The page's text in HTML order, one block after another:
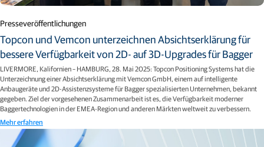
Presseveröffentlichungen
Topcon und Vemcon unterzeichnen Absichtserklärung für
bessere Verfügbarkeit von 2D- auf 3D-Upgrades für Bagger
LIVERMORE, Kalifornien – HAMBURG, 28. Mai 2025: Topcon Positioning Systems hat die
Unterzeichnung einer Absichtserklärung mit Vemcon GmbH, einem auf intelligente
Anbaugeräte und 2D-Assistenzsysteme für Bagger spezialisierten Unternehmen, bekannt
gegeben. Ziel der vorgesehenen Zusammenarbeit ist es, die Verfügbarkeit moderner
Baggertechnologien in der EMEA-Region und anderen Märkten weltweit zu verbessern.
Mehr erfahren